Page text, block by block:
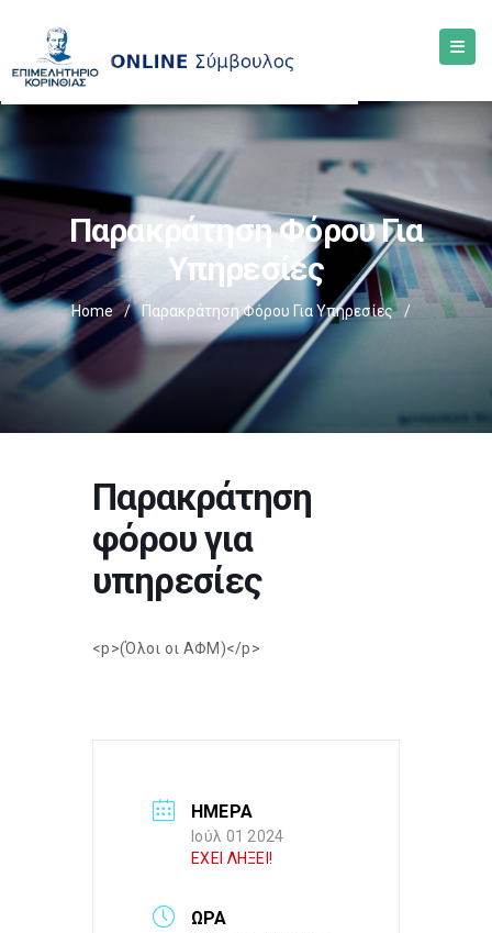
Παρακράτηση Φόρου Για
Υπηρεσίες
Home / Παρακράτηση Φόρου Για Υπηρεσίες /
Παρακράτηση
φόρου για
υπηρεσίες
<p>(Όλοι οι ΑΦΜ)</p>
ΗΜΕΡΑ
Ιούλ 01 2024
ΕΧΕΙ ΛΗΞΕΙ!
ΩΡΑ